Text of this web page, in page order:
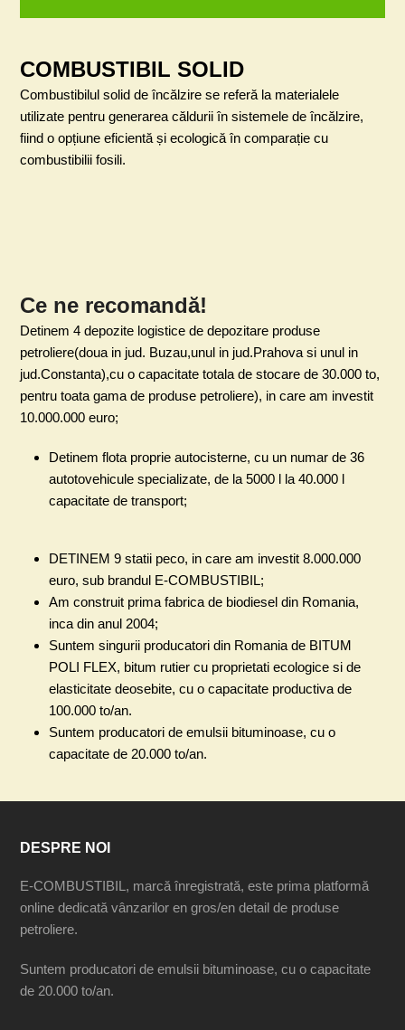
COMBUSTIBIL SOLID
Combustibilul solid de încălzire se referă la materialele
utilizate pentru generarea căldurii în sistemele de încălzire,
fiind o opțiune eficientă și ecologică în comparație cu
combustibilii fosili.
Ce ne recomandă!
Detinem 4 depozite logistice de depozitare produse
petroliere(doua in jud. Buzau,unul in jud.Prahova si unul in
jud.Constanta),cu o capacitate totala de stocare de 30.000 to,
pentru toata gama de produse petroliere), in care am investit
10.000.000 euro;
Detinem flota proprie autocisterne, cu un numar de 36
autotovehicule specializate, de la 5000 l la 40.000 l
capacitate de transport;
DETINEM 9 statii peco, in care am investit 8.000.000
euro, sub brandul E-COMBUSTIBIL;
Am construit prima fabrica de biodiesel din Romania,
inca din anul 2004;
Suntem singurii producatori din Romania de BITUM
POLI FLEX, bitum rutier cu proprietati ecologice si de
elasticitate deosebite, cu o capacitate productiva de
100.000 to/an.
Suntem producatori de emulsii bituminoase, cu o
capacitate de 20.000 to/an.
DESPRE NOI
E-COMBUSTIBIL, marcă înregistrată, este prima platformă
online dedicată vânzarilor en gros/en detail de produse
petroliere.
Suntem producatori de emulsii bituminoase, cu o capacitate
de 20.000 to/an.